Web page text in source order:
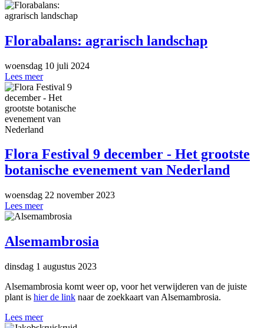
Florabalans: agrarisch landschap
woensdag 10 juli 2024
Lees meer
Flora Festival 9 december - Het grootste
botanische evenement van Nederland
woensdag 22 november 2023
Lees meer
Alsemambrosia
dinsdag 1 augustus 2023
Alsemambrosia komt weer op, voor het verwijderen van de juiste
plant is hier de link naar de zoekkaart van Alsemambrosia.
Lees meer